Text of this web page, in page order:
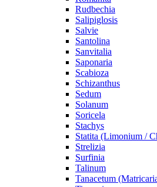
Rudbechia
Salipiglosis
Salvie
Santolina
Sanvitalia
Saponaria
Scabioza
Schizanthus
Sedum
Solanum
Soricela
Stachys
Statita (Limonium /
Strelizia
Surfinia
Talinum
Tanacetum